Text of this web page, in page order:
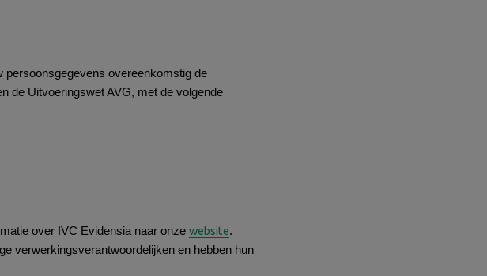
persoonsgegevens overeenkomstig de
de Uitvoeringswet AVG, met de volgende
over IVC Evidensia naar onze website.
verwerkingsverantwoordelijken en hebben hun